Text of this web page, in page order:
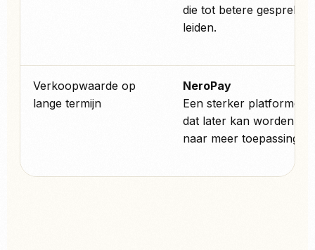
die tot betere
leiden.
Verkoopwaarde op
lange termijn
NeroPay
Een sterker
dat later kan worden
naar meer toepassingen.